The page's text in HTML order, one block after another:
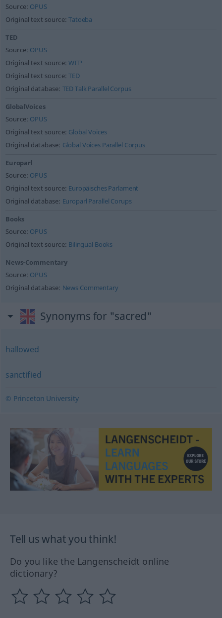
Source: OPUS
Original text source:Tatoeba
TED
Source: OPUS
Original text source:WIT³
Original text source:TED
Original database: TED Talk Parallel Corpus
GlobalVoices
Source: OPUS
Original text source: Global Voices
Original database: Global Voices Parallel Corpus
Europarl
Source: OPUS
Original text source: Europäisches Parlament
Original database: Europarl Parallel Corups
Books
Source: OPUS
Original text source: Bilingual Books
News-Commentary
Source: OPUS
Original database: News Commentary
Synonyms for "sacred"
hallowed
sanctified
© Princeton University
Tell us what you think!
Do you like the Langenscheidt online
dictionary?